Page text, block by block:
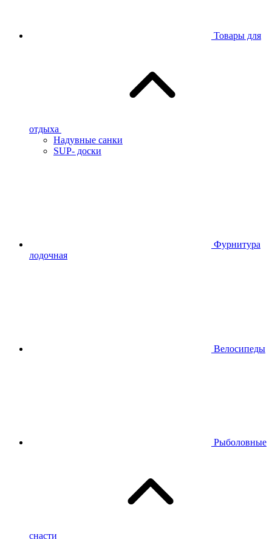
Товары для
отдыха
Надувные санки
SUP- доски
Фурнитура
лодочная
Велосипеды
Рыболовные
снасти